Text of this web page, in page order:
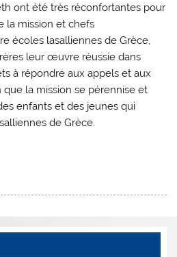
ont été très réconfortantes pour
la mission et chefs
écoles lasalliennes de Grèce,
leur œuvre réussie dans
à répondre aux appels et aux
la mission se pérennise et
enfants et des jeunes qui
de Grèce.